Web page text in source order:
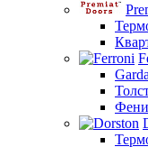
Garda